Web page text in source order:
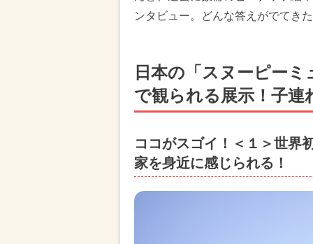
ンタビュー。どんな答えがでてき
日本の「スヌーピー
で観られる展示！子連
ココがスゴイ！＜１＞世界
家を身近に感じられる！